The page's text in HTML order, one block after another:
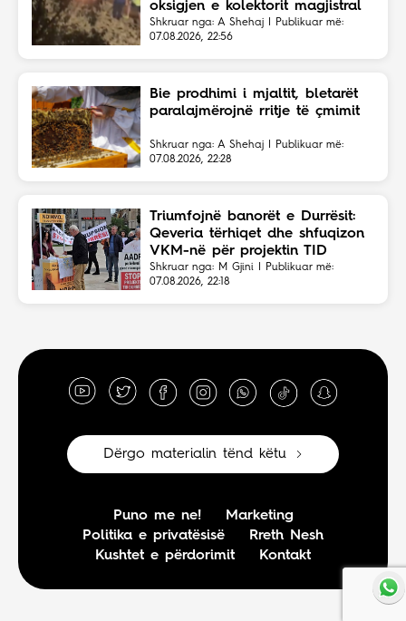
oksigjen e kolektorit magjistral
në fshehtësi
Shkruar nga: A Shehaj | Publikuar më:
07.08.2026, 22:56
Bie prodhimi i mjaltit, bletarët
paralajmërojnë rritje të çmimit
Shkruar nga: A Shehaj | Publikuar më:
07.08.2026, 22:28
Triumfojnë banorët e Durrësit:
Qeveria tërhiqet dhe shfuqizon
VKM-në për projektin TID
Shkruar nga: M Gjini | Publikuar më:
07.08.2026, 22:18
Dërgo materialin tënd këtu
Puno me ne!
Marketing
Politika e privatësisë
Rreth Nesh
Kushtet e përdorimit
Kontakt